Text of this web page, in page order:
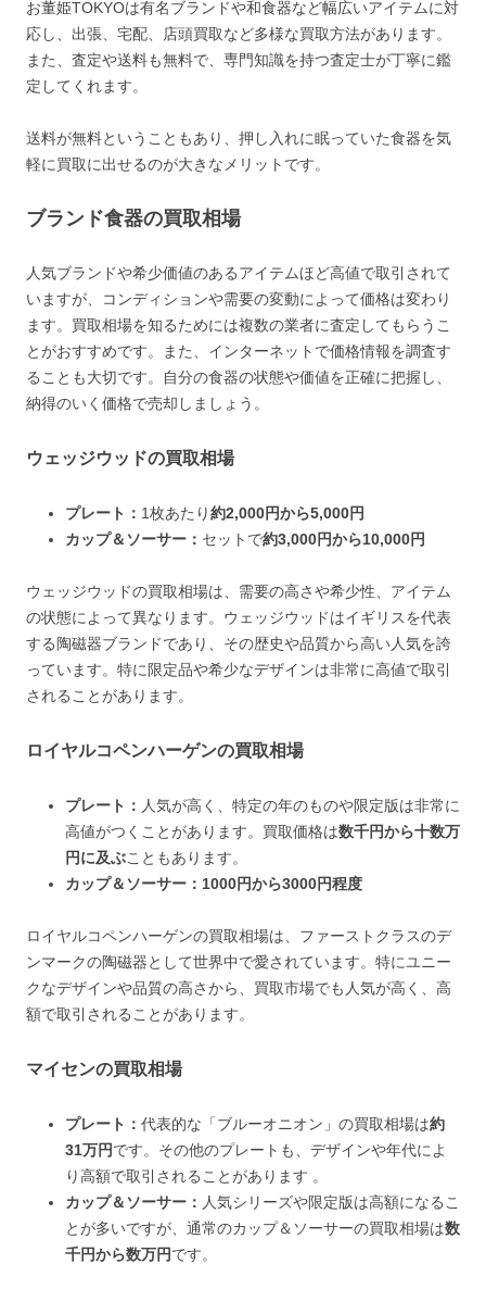
お董姫TOKYOは有名ブランドや和食器など幅広いアイテムに対
応し、出張、宅配、店頭買取など多様な買取方法があります。
また、査定や送料も無料で、専門知識を持つ査定士が丁寧に鑑
定してくれます。
送料が無料ということもあり、押し入れに眠っていた食器を気
軽に買取に出せるのが大きなメリットです。
ブランド食器の買取相場
人気ブランドや希少価値のあるアイテムほど高値で取引されて
いますが、コンディションや需要の変動によって価格は変わり
ます。買取相場を知るためには複数の業者に査定してもらうこ
とがおすすめです。また、インターネットで価格情報を調査す
ることも大切です。自分の食器の状態や価値を正確に把握し、
納得のいく価格で売却しましょう。
ウェッジウッドの買取相場
プレート： 1枚あたり約2,000円から5,000円
カップ＆ソーサー： セットで約3,000円から10,000円
ウェッジウッドの買取相場は、需要の高さや希少性、アイテム
の状態によって異なります。ウェッジウッドはイギリスを代表
する陶磁器ブランドであり、その歴史や品質から高い人気を誇
っています。特に限定品や希少なデザインは非常に高値で取引
されることがあります。
ロイヤルコペンハーゲンの買取相場
プレート： 人気が高く、特定の年のものや限定版は非常に
高値がつくことがあります。買取価格は数千円から十数万
円に及ぶこともあります。
カップ＆ソーサー：1000円から3000円程度
ロイヤルコペンハーゲンの買取相場は、ファーストクラスのデ
ンマークの陶磁器として世界中で愛されています。特にユニー
クなデザインや品質の高さから、買取市場でも人気が高く、高
額で取引されることがあります。
マイセンの買取相場
プレート： 代表的な「ブルーオニオン」の買取相場は約
31万円です。その他のプレートも、デザインや年代によ
り高額で取引されることがあります​ 。
カップ＆ソーサー： 人気シリーズや限定版は高額になるこ
とが多いですが、通常のカップ＆ソーサーの買取相場は数
千円から数万円です。